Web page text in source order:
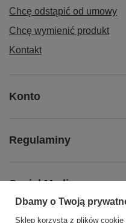
Chcę odstąpić od umowy
Chcę wymienić produkt
Kontakt
Konto
Regulaminy
Social Media
Dbamy o Twoją
Sklep korzysta z plików cookie